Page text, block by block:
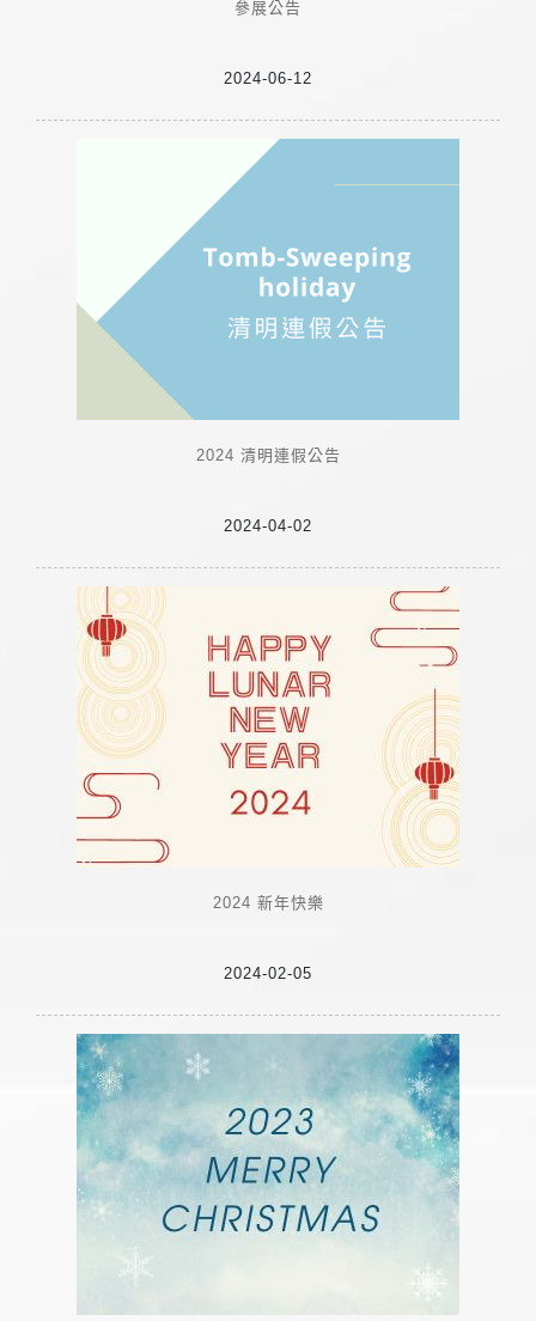
參展公告
2024-06-12
2024 清明連假公告
2024-04-02
2024 新年快樂
2024-02-05